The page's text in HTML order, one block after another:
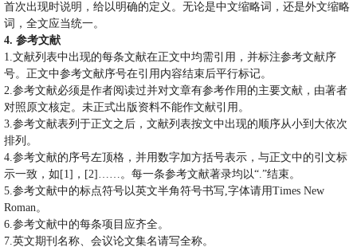
首次出现时说明，给以明确的定义。无论是中文缩略词，还是外文缩略
词，全文应当统一。
4. 参考文献
1.文献列表中出现的每条文献在正文中均需引用，并标注参考文献序
号。正文中参考文献序号在引用内容结束后平行标记。
2.参考文献必须是作者阅读过并对文章有参考作用的主要文献，由著者
对照原文核定。未正式出版资料不能作文献引用。
3.参考文献表列于正文之后 ，文献列表按文中出现的顺序从小到大依次
排列。
4.参考文献的序号左顶格，并用数字加方括号表示，与正文中的引文标
示一致，如 [1] ， [2]……。每一条参考文献著录均以“.”结束。
5.参考文献中的标点符号以英文半角符号书写,字体请用Times New
Roman。
6.参考文献中的每条项目应齐全。
7.英文期刊名称、会议论文集名请写全称。